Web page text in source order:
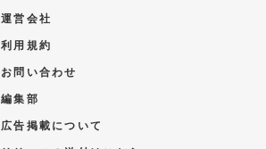
運営会社
利用規約
お問い合わせ
編集部
広告掲載について